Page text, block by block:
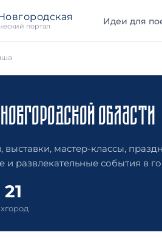
портал
Идеи для
ОБЛАСТИ
выставки, мастер-классы,
и развлекательные события в
21
город